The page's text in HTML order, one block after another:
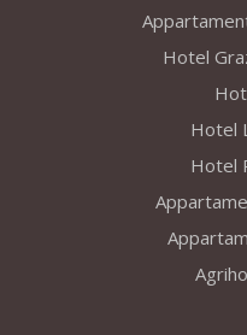
Hotel
Hotel
Hotel